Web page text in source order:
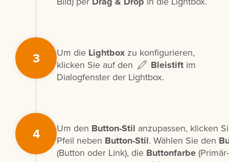
3 Um die Lightbox zu konfigurieren,
klicken Sie auf den
Bleistift im
Dialogfenster der Lightbox.
4 Um den Button-Stil anzupassen, klicken
Pfeil neben Button-Stil. Wählen Sie den
(Button oder Link), die Buttonfarbe